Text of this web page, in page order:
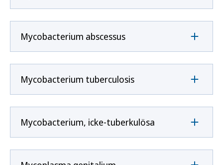
Mycobacterium abscessus
Mycobacterium tuberculosis
Mycobacterium, icke-tuberkulösa